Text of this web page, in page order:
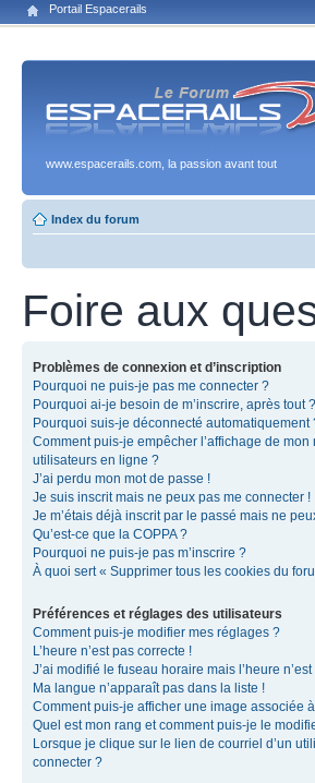
Portail Espacerails
www.espacerails.com, la passion avant tout
Index du forum
Foire aux
Problèmes de connexion et d’inscription
Pourquoi ne puis-je pas me connecter ?
Pourquoi ai-je besoin de m’inscrire, après tout ?
Pourquoi suis-je déconnecté automatiquement
Comment puis-je empêcher l’affichage de
utilisateurs en ligne ?
J’ai perdu mon mot de passe !
Je suis inscrit mais ne peux pas me connecter !
Je m’étais déjà inscrit par le passé mais ne
Qu’est-ce que la COPPA ?
Pourquoi ne puis-je pas m’inscrire ?
À quoi sert « Supprimer tous les cookies du
Préférences et réglages des utilisateurs
Comment puis-je modifier mes réglages ?
L’heure n’est pas correcte !
J’ai modifié le fuseau horaire mais l’heure
Ma langue n’apparaît pas dans la liste !
Comment puis-je afficher une image associée
Quel est mon rang et comment puis-je le
Lorsque je clique sur le lien de courriel d’un
connecter ?